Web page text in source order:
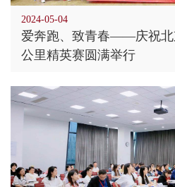
2024-05-04
爱奔跑、致青春——庆祝北
公里精英赛圆满举行